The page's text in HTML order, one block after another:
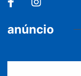
anúncio